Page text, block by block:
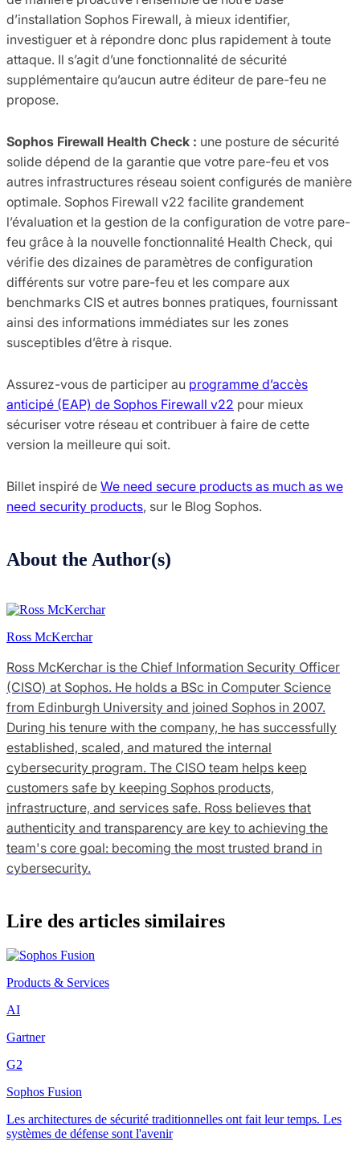
d’installation Sophos Firewall, à mieux identifier,
investiguer et à répondre donc plus rapidement à toute
attaque. Il s’agit d’une fonctionnalité de sécurité
supplémentaire qu’aucun autre éditeur de pare-feu ne
propose.
Sophos Firewall Health Check : une posture de sécurité
solide dépend de la garantie que votre pare-feu et vos
autres infrastructures réseau soient configurés de manière
optimale. Sophos Firewall v22 facilite grandement
l’évaluation et la gestion de la configuration de votre pare-
feu grâce à la nouvelle fonctionnalité Health Check, qui
vérifie des dizaines de paramètres de configuration
différents sur votre pare-feu et les compare aux
benchmarks CIS et autres bonnes pratiques, fournissant
ainsi des informations immédiates sur les zones
susceptibles d’être à risque.
Assurez-vous de participer au programme d’accès
anticipé (EAP) de Sophos Firewall v22 pour mieux
sécuriser votre réseau et contribuer à faire de cette
version la meilleure qui soit.
Billet inspiré de We need secure products as much as we
need security products, sur le Blog Sophos.
About the Author(s)
Ross McKerchar
Ross McKerchar is the Chief Information Security Officer
(CISO) at Sophos. He holds a BSc in Computer Science
from Edinburgh University and joined Sophos in 2007.
During his tenure with the company, he has successfully
established, scaled, and matured the internal
cybersecurity program. The CISO team helps keep
customers safe by keeping Sophos products,
infrastructure, and services safe. Ross believes that
authenticity and transparency are key to achieving the
team's core goal: becoming the most trusted brand in
cybersecurity.
Lire des articles similaires
Products & Services
AI
Gartner
G2
Sophos Fusion
Les architectures de sécurité traditionnelles ont fait leur temps. Les
systèmes de défense sont l'avenir